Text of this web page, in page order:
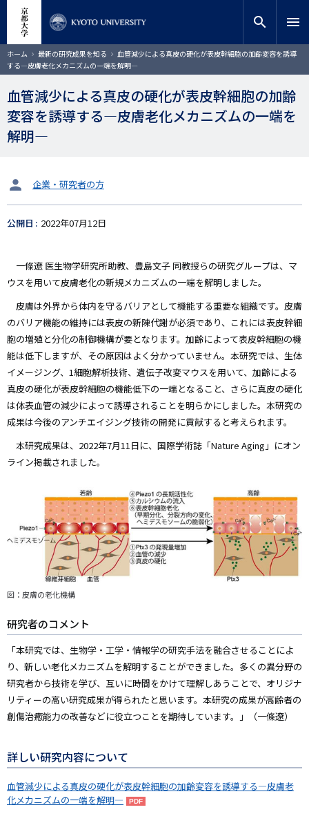
コ
ン
テ
ツ
に
移
動
サイト内検索
検索
search menu
ホーム 最新の研究成果を知る
血管減少による真皮の硬化が表皮幹細胞の加齢変容を誘導
する―皮膚老化メカニズムの一端を解明―
血管減少による真皮の硬化が表皮幹細胞の加齢
変容を誘導する―皮膚老化メカニズムの一端を
解明―
タ
ッ
企業・研究者の方
公開日 2022年07月12日
一條遼 医生物学研究所助教、豊島文子 同教授らの研究グループは、マ
ウスを用いて皮膚老化の新規メカニズムの一端を解明しました。
皮膚は外界から体内を守るバリアとして機能する重要な組織です。皮膚
のバリア機能の維持には表皮の新陳代謝が必須であり、これには表皮幹細
胞の増殖と分化の制御機構が要となります。加齢によって表皮幹細胞の機
能は低下しますが、その原因はよく分かっていません。本研究では、生体
イメージング、1細胞解析技術、遺伝子改変マウスを用いて、加齢による
真皮の硬化が表皮幹細胞の機能低下の一端となること、さらに真皮の硬化
は体表血管の減少によって誘導されることを明らかにしました。本研究の
成果は今後のアンチエイジング技術の開発に貢献すると考えられます。
本研究成果は、2022年7月11日に、国際学術誌「Nature Aging」にオン
ライン掲載されました。
図：皮膚の老化機構
研究者のコメント
「本研究では、生物学・工学・情報学の研究手法を融合させることによ
り、新しい老化メカニズムを解明することができました。多くの異分野の
研究者から技術を学び、互いに時間をかけて理解しあうことで、オリジナ
リティーの高い研究成果が得られたと思います。本研究の成果が高齢者の
創傷治癒能力の改善などに役立つことを期待しています。」（一條遼）
詳しい研究内容について
血管減少による真皮の硬化が表皮幹細胞の加齢変容を誘導する―皮膚老
化メカニズムの一端を解明―